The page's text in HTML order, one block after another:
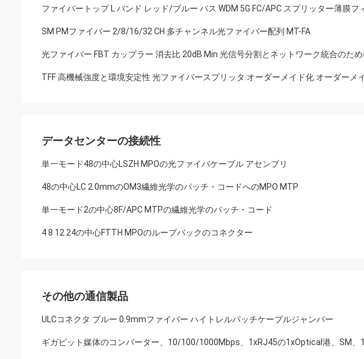
ファイバートップ L バンド レッド/ブルー パス WDM 5G FC/APC スプリッター薄膜フ
SM PMファイバー 2/8/16/32 CH 多チャンネル光ファイバー配列 MT-FA
光ファイバー FBT カップラー 消去比 20dB Min 光信号分割とネットワーク統合のた
データセンターの接続性
単一モード48の中心LSZH MPOの光ファイバケーブル アセンブリ
48の中心LC 2.0mmのOM3繊維光学のパッチ・コードへのMPO MTP
単一モード2の中心8F/APC MTPの繊維光学のパッチ・コード
4 8 12 24の中心FTTH MPOのループバックのコネクター
その他の通信製品
ULCコネクタ ブルー 0.9mmファイバー ハイトレルパッチケーブルジャンパー
ギガビット媒体のコンバーター、10/100/1000Mbps、1xRJ45の1xOptical港、SM